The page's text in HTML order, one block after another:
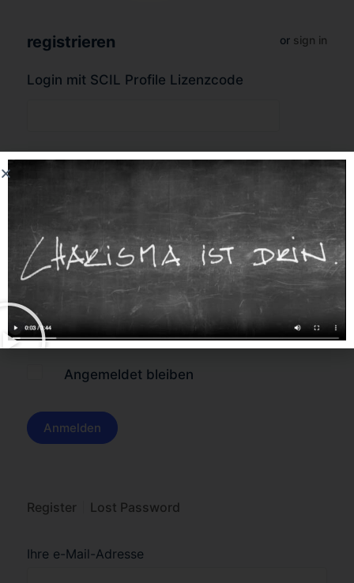
registrieren or sign in
Login mit SCIL Profile Lizenzcode
Forgot Password?
Angemeldet bleiben
Register Lost Password
Ihre e-Mail-Adresse